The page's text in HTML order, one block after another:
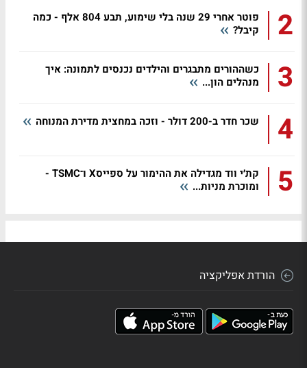
2
פוטר אחרי 29 שנה בלי שימוע, תבע 804 אלף - כמה
קיבל?
3
כשההורים מתבגרים והילדים נכנסים לתמונה: איך
מנהלים הון...
4 שכר חדר ב-200 דולר - וזכה במחצית מדירת המנוחה
5
קת׳י ווד מגדילה את ההימור על ספייסX ו־TSMC -
ומוכרת מניות...
הורדת אפליקציה